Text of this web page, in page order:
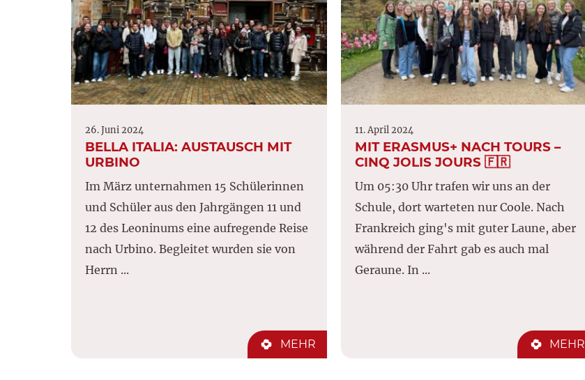
26. Juni 2024
BELLA ITALIA: AUSTAUSCH MIT
URBINO
Im März unternahmen 15 Schülerinnen
und Schüler aus den Jahrgängen 11 und
12 des Leoninums eine aufregende Reise
nach Urbino. Begleitet wurden sie von
Herrn ...
MEHR
11. April 2024
MIT ERASMUS+ NACH TOURS –
CINQ JOLIS JOURS 🇫🇷
Um 05:30 Uhr trafen wir uns an der
Schule, dort warteten nur Coole. Nach
Frankreich ging's mit guter Laune, aber
während der Fahrt gab es auch mal
Geraune. In ...
MEHR